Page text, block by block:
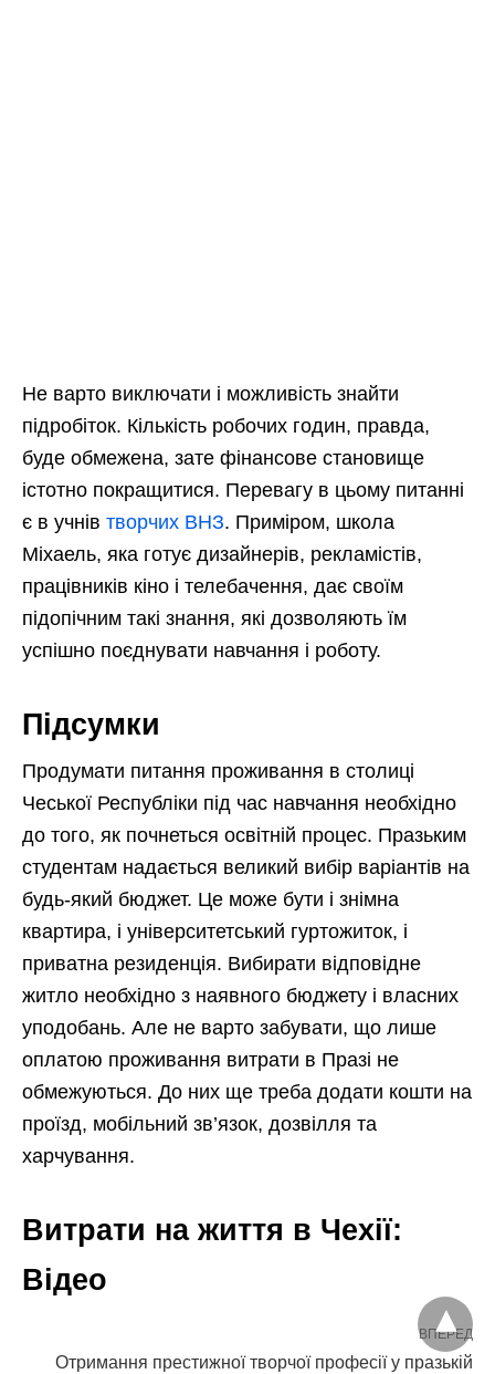
Не варто виключати і можливість знайти
підробіток. Кількість робочих годин, правда,
буде обмежена, зате фінансове становище
істотно покращитися. Перевагу в цьому питанні
є в учнів творчих ВНЗ. Приміром, школа
Міхаель, яка готує дизайнерів, рекламістів,
працівників кіно і телебачення, дає своїм
підопічним такі знання, які дозволяють їм
успішно поєднувати навчання і роботу.
Підсумки
Продумати питання проживання в столиці
Чеської Республіки під час навчання необхідно
до того, як почнеться освітній процес. Празьким
студентам надається великий вибір варіантів на
будь-який бюджет. Це може бути і знімна
квартира, і університетський гуртожиток, і
приватна резиденція. Вибирати відповідне
житло необхідно з наявного бюджету і власних
уподобань. Але не варто забувати, що лише
оплатою проживання витрати в Празі не
обмежуються. До них ще треба додати кошти на
проїзд, мобільний зв’язок, дозвілля та
харчування.
Витрати на життя в Чехії:
Відео
ВПЕРЕД
Отримання престижної творчої професії у празькій